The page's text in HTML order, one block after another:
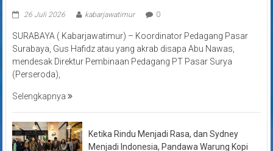
26 Juli 2026 kabarjawatimur 0
SURABAYA ( Kabarjawatimur) – Koordinator Pedagang Pasar
Surabaya, Gus Hafidz atau yang akrab disapa Abu Nawas,
mendesak Direktur Pembinaan Pedagang PT Pasar Surya
(Perseroda),
Selengkapnya
Ketika Rindu Menjadi Rasa, dan Sydney
Menjadi Indonesia, Pandawa Warung Kopi